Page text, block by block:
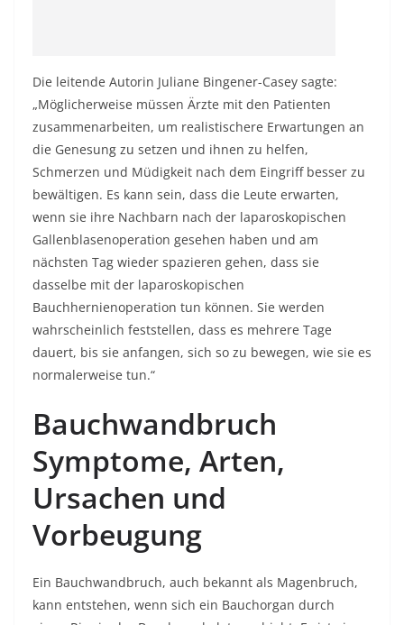
Die leitende Autorin Juliane Bingener-Casey sagte:
„Möglicherweise müssen Ärzte mit den Patienten
zusammenarbeiten, um realistischere Erwartungen an
die Genesung zu setzen und ihnen zu helfen,
Schmerzen und Müdigkeit nach dem Eingriff besser zu
bewältigen. Es kann sein, dass die Leute erwarten,
wenn sie ihre Nachbarn nach der laparoskopischen
Gallenblasenoperation gesehen haben und am
nächsten Tag wieder spazieren gehen, dass sie
dasselbe mit der laparoskopischen
Bauchhernienoperation tun können. Sie werden
wahrscheinlich feststellen, dass es mehrere Tage
dauert, bis sie anfangen, sich so zu bewegen, wie sie es
normalerweise tun.“
Bauchwandbruch
Symptome, Arten,
Ursachen und
Vorbeugung
Ein Bauchwandbruch, auch bekannt als Magenbruch,
kann entstehen, wenn sich ein Bauchorgan durch